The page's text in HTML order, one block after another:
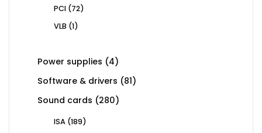
PCI 7272
VLB 11
Power supplies 44
Software & drivers 8181
Sound cards 280280
ISA 189189